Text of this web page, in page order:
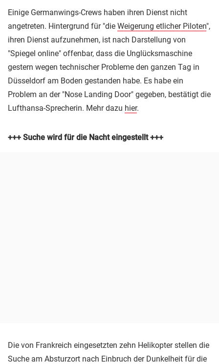
Einige Germanwings-Crews haben ihren Dienst nicht
angetreten. Hintergrund für "die Weigerung etlicher Piloten",
ihren Dienst aufzunehmen, ist nach Darstellung von
"Spiegel online" offenbar, dass die Unglücksmaschine
gestern wegen technischer Probleme den ganzen Tag in
Düsseldorf am Boden gestanden habe. Es habe ein
Problem an der "Nose Landing Door" gegeben, bestätigt die
Lufthansa-Sprecherin. Mehr dazu hier.
+++ Suche wird für die Nacht eingestellt +++
Die von Frankreich eingesetzten zehn Helikopterstellen die
Suche am Absturzort nach Einbruch der Dunkelheit für die